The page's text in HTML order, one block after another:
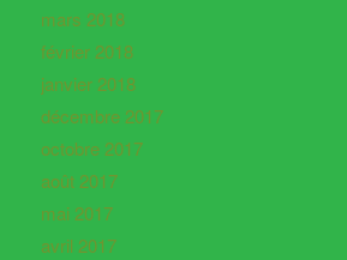
mars 2018
février 2018
janvier 2018
décembre 2017
octobre 2017
août 2017
mai 2017
avril 2017